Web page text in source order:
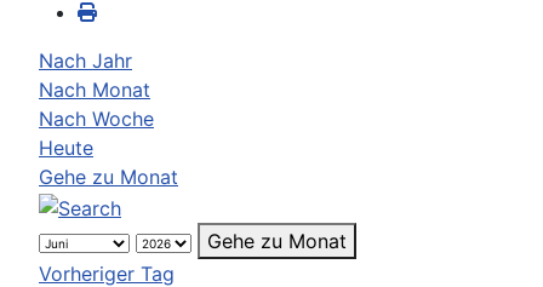
Nach Jahr
Nach Monat
Nach Woche
Heute
Gehe zu Monat
Gehe zu Monat
Vorheriger Tag